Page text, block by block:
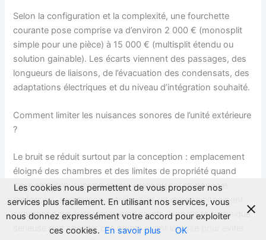
Selon la configuration et la complexité, une fourchette
courante pose comprise va d’environ 2 000 € (monosplit
simple pour une pièce) à 15 000 € (multisplit étendu ou
solution gainable). Les écarts viennent des passages, des
longueurs de liaisons, de l’évacuation des condensats, des
adaptations électriques et du niveau d’intégration souhaité.
Comment limiter les nuisances sonores de l’unité extérieure
?
Le bruit se réduit surtout par la conception : emplacement
éloigné des chambres et des limites de propriété quand
c’est possible, support stable (dalle au sol ou console
renforcée), silentblocs antivibratiles, et dimensionnement
cohérent pour éviter les cycles courts. Une visite technique
sérieuse doit aborder ces points avant la pose pour éviter
Les cookies nous permettent de vous proposer nos
services plus facilement. En utilisant nos services, vous
nous donnez expressément votre accord pour exploiter
ces cookies. En savoir plus OK